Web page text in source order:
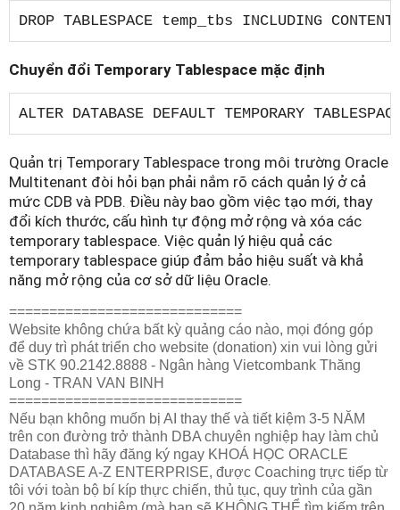
DROP TABLESPACE temp_tbs INCLUDING
Chuyển đổi Temporary Tablespace mặc định
ALTER DATABASE DEFAULT TEMPORARY
Quản trị Temporary Tablespace trong môi trường Oracle
Multitenant đòi hỏi bạn phải nắm rõ cách quản lý ở cả
mức CDB và PDB. Điều này bao gồm việc tạo mới, thay
đổi kích thước, cấu hình tự động mở rộng và xóa các
temporary tablespace. Việc quản lý hiệu quả các
temporary tablespace giúp đảm bảo hiệu suất và khả
năng mở rộng của cơ sở dữ liệu Oracle.
=============================
Website không chứa bất kỳ quảng cáo nào, mọi đóng góp
để duy trì phát triển cho website (donation) xin vui lòng gửi
về STK 90.2142.8888 - Ngân hàng Vietcombank Thăng
Long - TRAN VAN BINH
=============================
Nếu bạn không muốn bị AI thay thế và tiết kiệm 3-5 NĂM
trên con đường trở thành DBA chuyên nghiệp hay làm chủ
Database thì hãy đăng ký ngay KHOÁ HỌC ORACLE
DATABASE A-Z ENTERPRISE, được Coaching trực tiếp từ
tôi với toàn bộ bí kíp thực chiến, thủ tục, quy trình của gần